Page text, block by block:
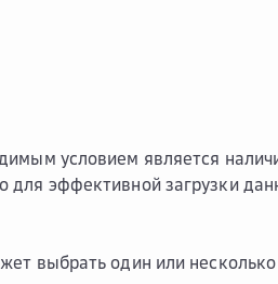
условием является
для эффективной загрузки
выбрать один или